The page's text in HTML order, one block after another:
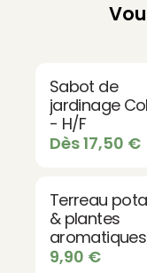
moderne et
sans contrainte.
Les sabots
légèreté et style,
Sabot de
jardinage
- H/F
Dès17,50 €
Terreau
& plantes
aromatiques
Qualité -
9,90 €